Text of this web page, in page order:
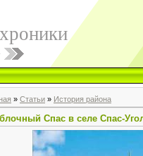
» Статьи » История района
Спас в селе Спас-